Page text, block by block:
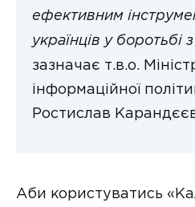
ефективним
українців у боротьбі
зазначає т.в.о.
інформаційної
Ростислав
Аби користуватись